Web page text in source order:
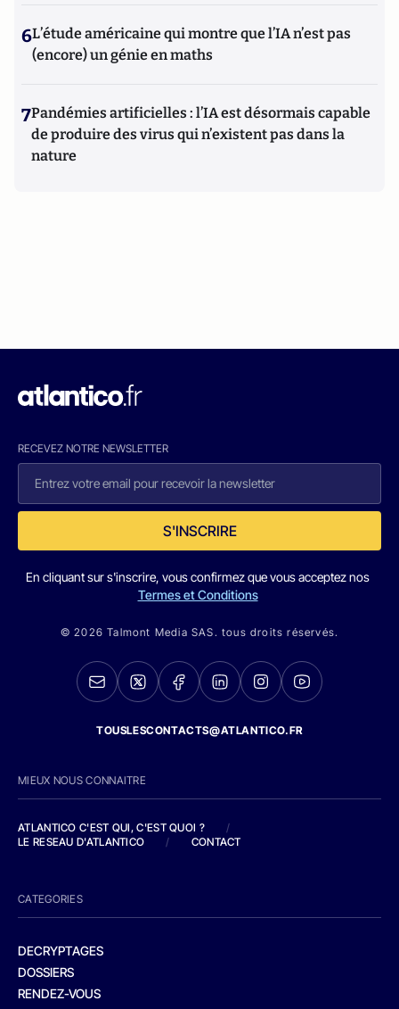
6L’étude américaine qui montre que l’IA n’est pas
(encore) un génie en maths
7Pandémies artificielles : l’IA est désormais capable
de produire des virus qui n’existent pas dans la
nature
RECEVEZ NOTRE NEWSLETTER
S'INSCRIRE
En cliquant sur s'inscrire, vous confirmez que vous acceptez nos
Termes et Conditions
© 2026 Talmont Media SAS. tous droits réservés.
TOUSLESCONTACTS@ATLANTICO.FR
MIEUX NOUS CONNAITRE
ATLANTICO C'EST QUI, C'EST QUOI ?
/
LE RESEAU D'ATLANTICO
/ CONTACT
CATEGORIES
DECRYPTAGES
DOSSIERS
RENDEZ-VOUS